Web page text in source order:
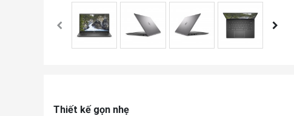
Thiết kế gọn nhẹ